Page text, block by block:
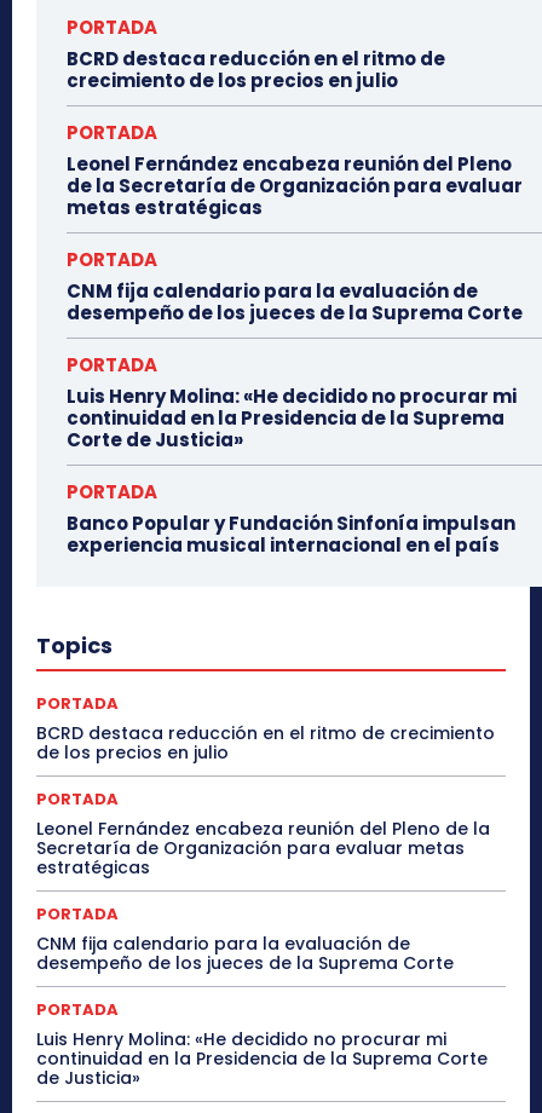
PORTADA
BCRD destaca reducción en el ritmo de
crecimiento de los precios en julio
PORTADA
Leonel Fernández encabeza reunión del Pleno
de la Secretaría de Organización para evaluar
metas estratégicas
PORTADA
CNM fija calendario para la evaluación de
desempeño de los jueces de la Suprema Corte
PORTADA
Luis Henry Molina: «He decidido no procurar mi
continuidad en la Presidencia de la Suprema
Corte de Justicia»
PORTADA
Banco Popular y Fundación Sinfonía impulsan
experiencia musical internacional en el país
Topics
PORTADA
BCRD destaca reducción en el ritmo de crecimiento
de los precios en julio
PORTADA
Leonel Fernández encabeza reunión del Pleno de la
Secretaría de Organización para evaluar metas
estratégicas
PORTADA
CNM fija calendario para la evaluación de
desempeño de los jueces de la Suprema Corte
PORTADA
Luis Henry Molina: «He decidido no procurar mi
continuidad en la Presidencia de la Suprema Corte
de Justicia»